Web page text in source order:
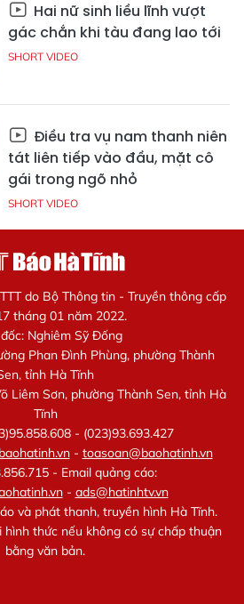
Hai nữ sinh liều lĩnh vượt
gác chắn khi tàu đang lao tới
SHORT VIDEO
Điều tra vụ nam thanh niên
tát liên tiếp vào đầu, mặt cô
gái trong ngõ nhỏ
SHORT VIDEO
do Bộ Thông tin - Truyền thông cấp
tháng 01 năm 2022.
Nghiêm Sỹ Đống
Phan Đình Phùng, phường Thành
tỉnh Hà Tĩnh
Liêm Sơn, phường Thành Sen, tỉnh Hà
Tĩnh
- (023)93.693.427
- toasoan@baohatinh.vn
- Email quảng cáo:
- ads@hatinhtv.vn
và phát thanh, truyền hình Hà Tĩnh.
hình thức nếu không có sự chấp thuận
bằng văn bản.